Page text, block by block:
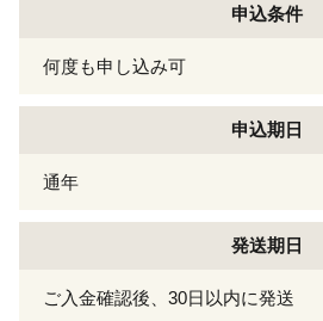
申込条件
何度も申し込み可
申込期日
通年
発送期日
ご入金確認後、30日以内に発送